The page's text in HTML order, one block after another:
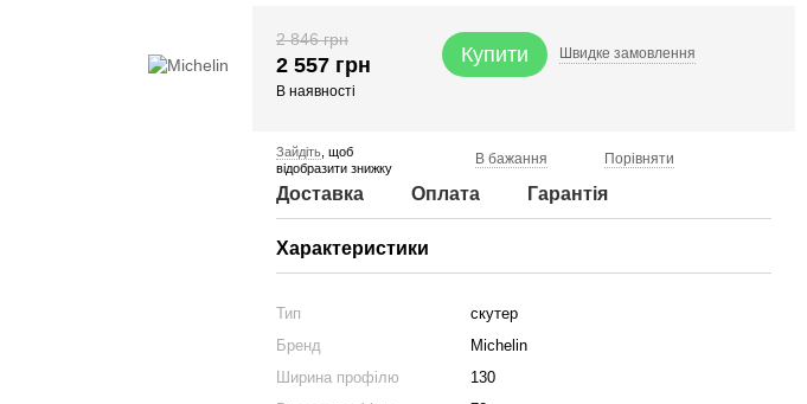
2 846 грн
2 557 грн
В наявності
Купити Швидке замовлення
Зайдіть , щоб
відобразити знижку
В бажання Порівняти
Доставка Оплата Гарантія
Характеристики
Тип
скутер
Бренд
Michelin
Ширина профілю
130